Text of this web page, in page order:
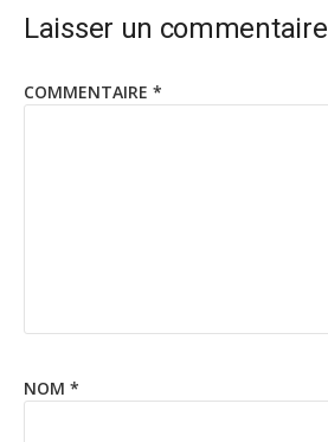
Laisser un commentaire
COMMENTAIRE *
NOM *